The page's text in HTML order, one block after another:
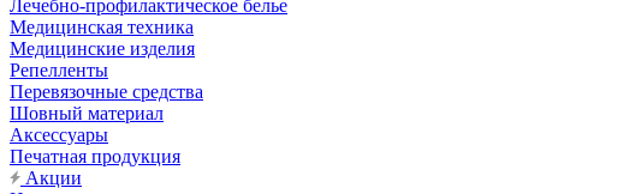
Лечебно-профилактическое белье
Медицинская техника
Медицинские изделия
Репелленты
Перевязочные средства
Шовный материал
Аксессуары
Печатная продукция
Акции